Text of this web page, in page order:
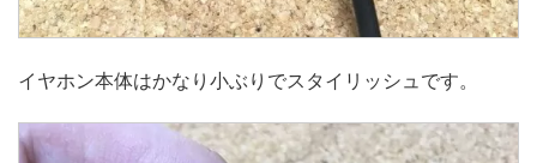
イヤホン本体はかなり小ぶりでスタイリッシュです。